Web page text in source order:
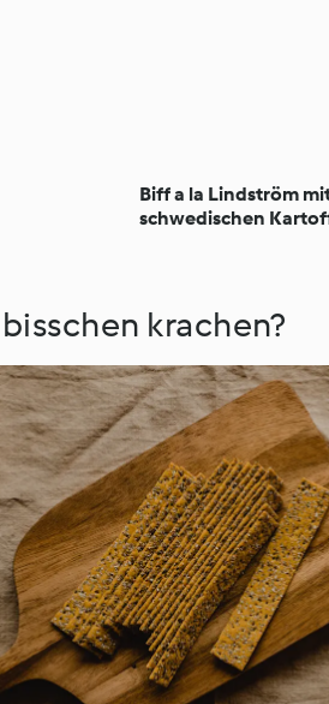
Biff a la Lindström
schwedischen
krachen?